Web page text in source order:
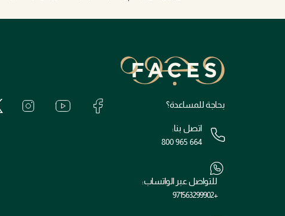
بحاجة للمساعدة؟
اتصل بنا:
800 965 664
للتواصل عبر الواتساب:
+971563299902